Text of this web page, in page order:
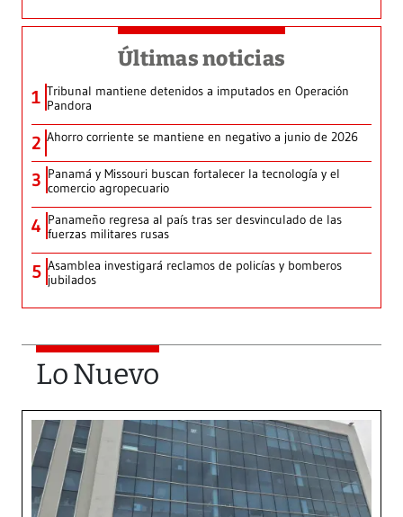
Últimas noticias
1 Tribunal mantiene detenidos a imputados en Operación
Pandora
2 Ahorro corriente se mantiene en negativo a junio de 2026
3 Panamá y Missouri buscan fortalecer la tecnología y el
comercio agropecuario
4 Panameño regresa al país tras ser desvinculado de las
fuerzas militares rusas
5 Asamblea investigará reclamos de policías y bomberos
jubilados
Lo Nuevo